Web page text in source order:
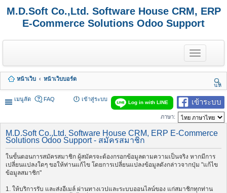
M.D.Soft Co.,Ltd. Software House CRM, ERP
E-Commerce Solutions Odoo Support
T
o
g
e
n
a
v
i
a
o
n
หน้าเว็บ
หน้าเว็บบอร์ด
นห
า
เมนูลัด
เข้าระบบ
Log in with LINE
FAQ เข้าสู่ระบบ
ภาษา:
M.D.Soft Co.,Ltd. Software House CRM, ERP E-Commerce
Solutions Odoo Support - สมัครสมาชิก
ในขั้นตอนการสมัครสมาชิก ผู้สมัครจะต้องกรอกข้อมูลตามความเป็นจริง หากมีการ
เปลี่ยนแปลงใดๆ ขอให้ท่านแก้ไข โดยการเปลี่ยนแปลงข้อมูลดังกล่าวจากปุ่ม "แก้ไข
ข้อมูลสมาชิก"
1. ให้บริการรับ และส่งอีเมล์ ผ่านทางเวปและระบบออนไลน์ของ แก่สมาชิกทุกท่าน